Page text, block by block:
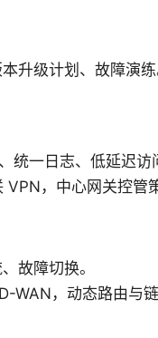
升级计划、故障演练
统一日志、低延迟访
，中心网关控管
故障切换。
WAN，动态路由与链